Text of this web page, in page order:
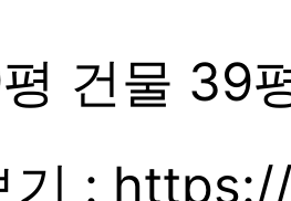
건물 39
기 :